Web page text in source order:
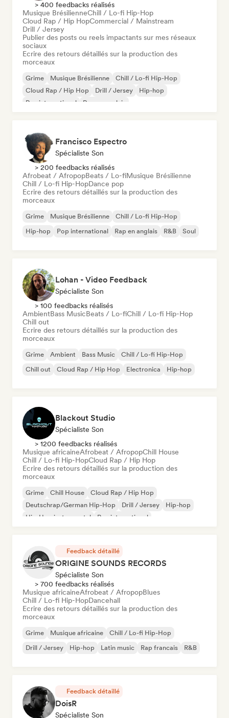
> 400 feedbacks réalisés
Musique BrésilienneChill / Lo-fi Hip-Hop
Cloud Rap / Hip HopCommercial / Mainstream
Drill / Jersey
Publier des posts ou reels impactants sur mes réseaux
sociaux
Ecrire des retours détaillés sur la production des
morceaux
Grime Musique Brésilienne
Chill / Lo-fi Hip-Hop
Cloud Rap / Hip Hop
Drill / Jersey
Hip-hop
Rap international
Rap en anglais
Francisco Espectro
Spécialiste Son
> 200 feedbacks réalisés
Afrobeat / AfropopBeats / Lo-fiMusique Brésilienne
Chill / Lo-fi Hip-HopDance pop
Ecrire des retours détaillés sur la production des
morceaux
Grime Musique Brésilienne
Chill / Lo-fi Hip-Hop
Hip-hop
Pop international Rap en anglais R&B Soul
Lohan - Video Feedback
Spécialiste Son
> 100 feedbacks réalisés
AmbientBass MusicBeats / Lo-fiChill / Lo-fi Hip-Hop
Chill out
Ecrire des retours détaillés sur la production des
morceaux
Grime Ambient Bass Music
Chill / Lo-fi Hip-Hop
Chill out
Cloud Rap / Hip Hop Electronica Hip-hop
Blackout Studio
Spécialiste Son
> 1200 feedbacks réalisés
Musique africaineAfrobeat / AfropopChill House
Chill / Lo-fi Hip-HopCloud Rap / Hip Hop
Ecrire des retours détaillés sur la production des
morceaux
Grime Chill House
Cloud Rap / Hip Hop
Deutschrap/German Hip-Hop
Drill / Jersey
Hip-hop
Hip-Hop instrumental
Rap international
Feedback détaillé
ORIGINE SOUNDS RECORDS
Spécialiste Son
> 700 feedbacks réalisés
Musique africaineAfrobeat / AfropopBlues
Chill / Lo-fi Hip-HopDancehall
Ecrire des retours détaillés sur la production des
morceaux
Grime Musique africaine
Chill / Lo-fi Hip-Hop
Drill / Jersey
Hip-hop Latin music Rap francais R&B
Feedback détaillé
DoisR
Spécialiste Son